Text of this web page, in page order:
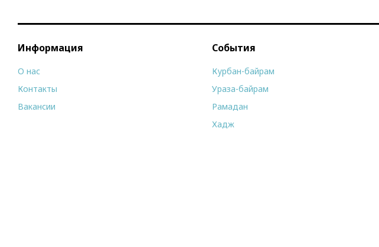
Информация
О нас
Контакты
Вакансии
События
Курбан-байрам
Ураза-байрам
Рамадан
Хадж